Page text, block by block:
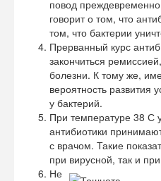
повод
говорит о том, что
том, что бактерии
Прерванный курс
закончиться
болезни. К тому же,
вероятность развития
у бактерий.
При температуре 38 С
антибиотики
с врачом. Такие
при вирусной, так и
Не